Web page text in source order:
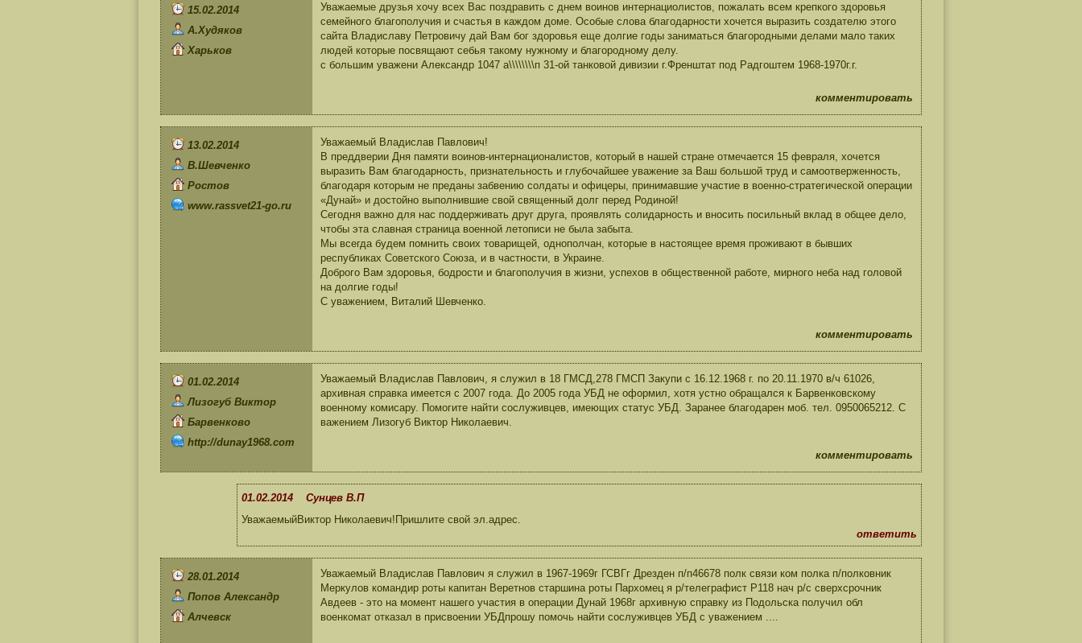
15.02.2014
А.Худяков
Харьков
Уважаемые друзья хочу всех Вас поздравить с днем воинов интернациолистов, пожалать всем крепкого здоровья
семейного благополучия и счастья в каждом доме. Особые слова благодарности хочется выразить создателю этого
сайта Владиславу Петровичу дай Вам бог здоровья еще долгие годы заниматься благородными делами мало таких
людей которые посвящают себья такому нужному и благородному делу.
с большим уважени Александр 1047 а\\\\\\\\п 31-ой танковой дивизии г.Френштат под Радгоштем 1968-1970г.г.
комментировать
13.02.2014
В.Шевченко
Ростов
www.rassvet21-go.ru
Уважаемый Владислав Павлович!
В преддверии Дня памяти воинов-интернационалистов, который в нашей стране отмечается 15 февраля, хочется
выразить Вам благодарность, признательность и глубочайшее уважение за Ваш большой труд и самоотверженность,
благодаря которым не преданы забвению солдаты и офицеры, принимавшие участие в военно-стратегической операции
«Дунай» и достойно выполнившие свой священный долг перед Родиной!
Сегодня важно для нас поддерживать друг друга, проявлять солидарность и вносить посильный вклад в общее дело,
чтобы эта славная страница военной летописи не была забыта.
Мы всегда будем помнить своих товарищей, однополчан, которые в настоящее время проживают в бывших
республиках Советского Союза, и в частности, в Украине.
Доброго Вам здоровья, бодрости и благополучия в жизни, успехов в общественной работе, мирного неба над головой
на долгие годы!
С уважением, Виталий Шевченко.
комментировать
01.02.2014
Лизогуб Виктор
Барвенково
http://dunay1968.com
Уважаемый Владислав Павлович, я служил в 18 ГМСД,278 ГМСП Закупи с 16.12.1968 г. по 20.11.1970 в/ч 61026,
архивная справка имеется с 2007 года. До 2005 года УБД не оформил, хотя устно обращался к Барвенковскому
военному комисару. Помогите найти сослуживцев, имеющих статус УБД. Заранее благодарен моб. тел. 0950065212. С
важением Лизогуб Виктор Николаевич.
комментировать
01.02.2014 Сунцев В.П
УважаемыйВиктор Николаевич!Пришлите свой эл.адрес.
ответить
28.01.2014
Попов Александр
Алчевск
Уважаемый Владислав Павлович я служил в 1967-1969г ГСВГг Дрезден п/п46678 полк связи ком полка п/полковник
Меркулов командир роты капитан Веретнов старшина роты Пархомец я р/телеграфист Р118 нач р/с сверхсрочник
Авдеев - это на момент нашего участия в операции Дунай 1968г архивную справку из Подольска получил обл
военкомат отказал в присвоении УБДпрошу помочь найти сослуживцев УБД с уважением ....